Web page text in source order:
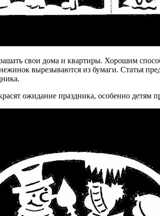
свои дома и квартиры. Хорошим
вырезываются из бумаги. Статья
ожидание праздника, особенно детям